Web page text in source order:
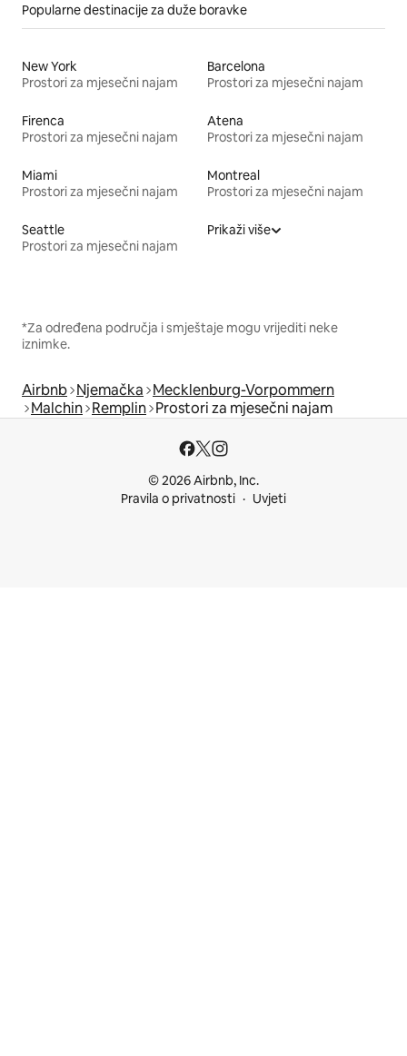
Popularne destinacije za duže boravke
New York
Prostori za mjesečni najam
Barcelona
Prostori za mjesečni najam
Firenca
Prostori za mjesečni najam
Atena
Prostori za mjesečni najam
Miami
Prostori za mjesečni najam
Montreal
Prostori za mjesečni najam
Seattle
Prostori za mjesečni najam
Prikaži više
*Za određena područja i smještaje mogu vrijediti neke
iznimke.
Airbnb Njemačka Mecklenburg-Vorpommern
Malchin Remplin Prostori za mjesečni najam
© 2026 Airbnb, Inc.
Pravila o privatnosti
Uvjeti